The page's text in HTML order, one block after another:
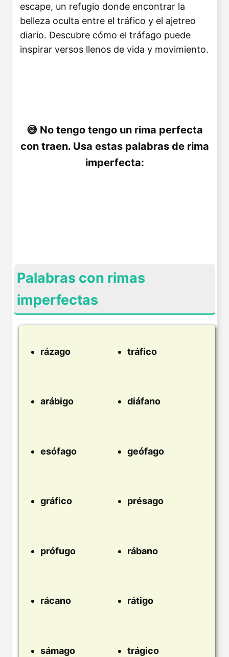
escape, un refugio donde encontrar la
belleza oculta entre el tráfico y el ajetreo
diario. Descubre cómo el tráfago puede
inspirar versos llenos de vida y movimiento.
No tengo tengo un rima perfecta
con traen. Usa estas palabras de rima
imperfecta:
Palabras con rimas
imperfectas
rázago tráfico
arábigo diáfano
esófago geófago
gráfico présago
prófugo rábano
rácano rátigo
sámago trágico